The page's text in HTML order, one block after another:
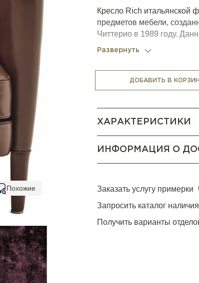
Похожие
Кресло Rich итальянской
предметов мебели,
Читтерио в 1989 году.
Капитоне,
прекрасно впишется
современном стиле.
добавлением
ассортимента.
Развернуть
ДОБАВИТЬ В
ХАРАКТЕРИСТИКИ
ИНФОРМАЦИЯ О
Заказать услугу примерки
Запросить каталог
Получить варианты